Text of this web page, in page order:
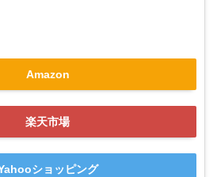
Amazon
楽天市場
ショッピング